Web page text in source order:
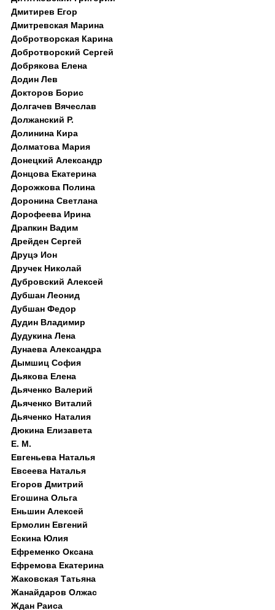
Дмитирев Егор
Дмитревская Марина
Добротворская Карина
Добротворский Сергей
Добрякова Елена
Додин Лев
Докторов Борис
Долгачев Вячеслав
Должанский Р.
Долинина Кира
Долматова Мария
Донецкий Александр
Донцова Екатерина
Дорожкова Полина
Доронина Светлана
Дорофеева Ирина
Драпкин Вадим
Дрейден Сергей
Друцэ Ион
Дручек Николай
Дубровский Алексей
Дубшан Леонид
Дубшан Федор
Дудин Владимир
Дудукина Лена
Дунаева Александра
Дымшиц София
Дьякова Елена
Дьяченко Валерий
Дьяченко Виталий
Дьяченко Наталия
Дюкина Елизавета
Е. М.
Евгеньева Наталья
Евсеева Наталья
Егоров Дмитрий
Егошина Ольга
Еньшин Алексей
Ермолин Евгений
Ескина Юлия
Ефременко Оксана
Ефремова Екатерина
Жаковская Татьяна
Жанайдаров Олжас
Ждан Раиса